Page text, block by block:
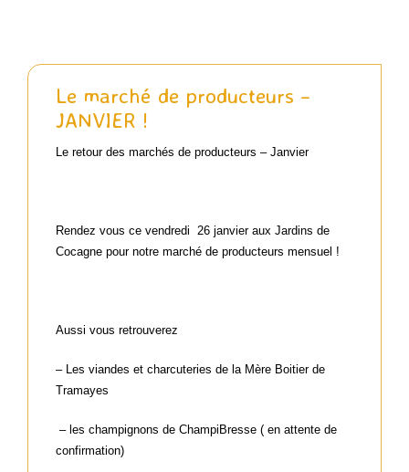
Contact
Le marché de producteurs –
JANVIER !
Le retour des marchés de producteurs – Janvier
Rendez vous ce vendredi 26 janvier aux Jardins de
Cocagne pour notre marché de producteurs mensuel !
Aussi vous retrouverez
– Les viandes et charcuteries de la Mère Boitier de
Tramayes
– les champignons de ChampiBresse ( en attente de
confirmation)